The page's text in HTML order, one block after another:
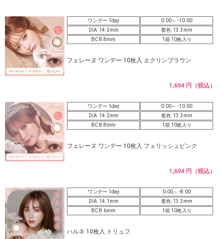
ワンデー 1day
0.00～ -10.00
DIA: 14.2mm
着色: 13.3mm
BC 8.8mm
1箱 10枚入り
フェレーヌ ワンデー 10枚入 エクリンブラウン
1,694 円（税込）
ワンデー 1day
0.00～ -10.00
DIA: 14.2mm
着色: 13.3mm
BC 8.8mm
1箱 10枚入り
フェレーヌ ワンデー 10枚入 フェリッシュピンク
1,694 円（税込）
ワンデー 1day
0.00～ -8.00
DIA: 14.1mm
着色: 13.3mm
BC 8.6mm
1箱 10枚入り
ハルネ 10枚入 トリュフ